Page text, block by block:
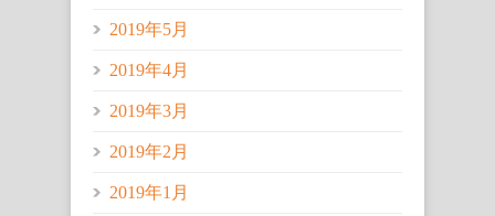
2019年5月
2019年4月
2019年3月
2019年2月
2019年1月